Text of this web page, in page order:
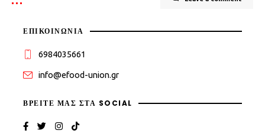
ΕΠΙΚΟΙΝΩΝΙΑ
6984035661
info@efood-union.gr
ΒΡΕΊΤΕ ΜΑΣ ΣΤΑ SOCIAL